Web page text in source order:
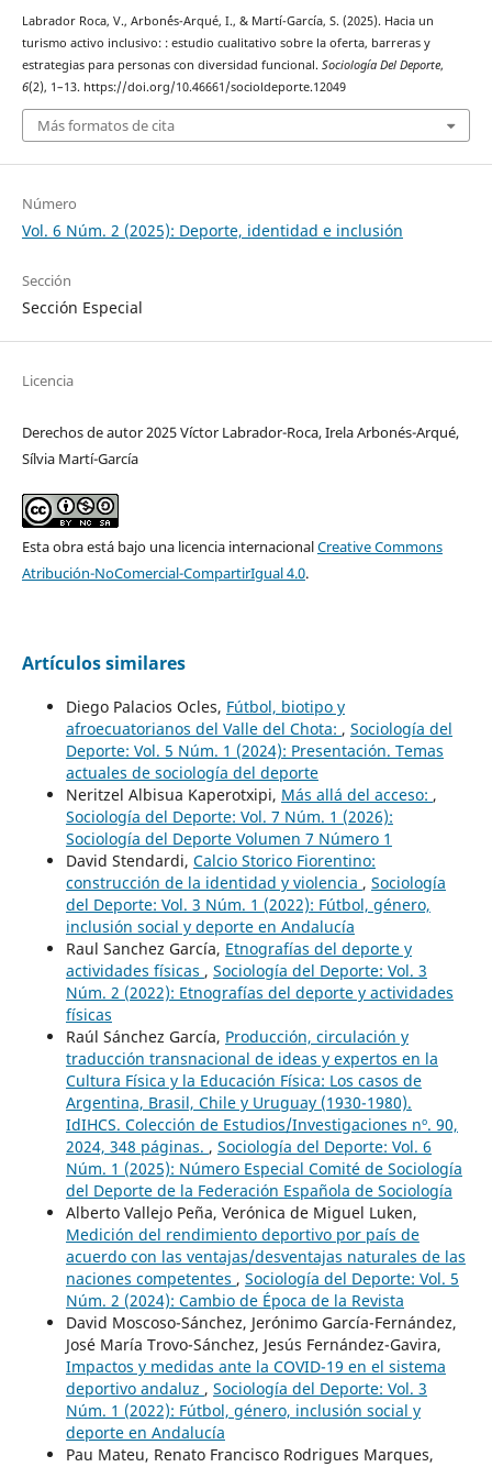
Labrador Roca, V., Arbon´és-Arqué, I., & Martí-García, S. (2025). Hacia un
turismo activo inclusivo: : estudio cualitativo sobre la oferta, barreras y
estrategias para personas con diversidad funcional. Sociología Del Deporte,
6(2), 1–13. https://doi.org/10.46661/socioldeporte.12049
Más formatos de cita
Número
Vol. 6 Núm. 2 (2025): Deporte, identidad e inclusión
Sección
Sección Especial
Licencia
Derechos de autor 2025 Víctor Labrador-Roca, Irela Arbonés-Arqué,
Sílvia Martí-García
Esta obra está bajo una licencia internacionalCreative Commons
Atribución-NoComercial-CompartirIgual 4.0.
Artículos similares
Diego Palacios Ocles, Fútbol, biotipo y
afroecuatorianos del Valle del Chota: , Sociología del
Deporte: Vol. 5 Núm. 1 (2024): Presentación. Temas
actuales de sociología del deporte
Neritzel Albisua Kaperotxipi, Más allá del acceso: ,
Sociología del Deporte: Vol. 7 Núm. 1 (2026):
Sociología del Deporte Volumen 7 Número 1
David Stendardi, Calcio Storico Fiorentino:
construcción de la identidad y violencia , Sociología
del Deporte: Vol. 3 Núm. 1 (2022): Fútbol, género,
inclusión social y deporte en Andalucía
Raul Sanchez García, Etnografías del deporte y
actividades físicas , Sociología del Deporte: Vol. 3
Núm. 2 (2022): Etnografías del deporte y actividades
físicas
Raúl Sánchez García, Producción, circulación y
traducción transnacional de ideas y expertos en la
Cultura Física y la Educación Física: Los casos de
Argentina, Brasil, Chile y Uruguay (1930-1980).
IdIHCS. Colección de Estudios/Investigaciones nº. 90,
2024, 348 páginas. , Sociología del Deporte: Vol. 6
Núm. 1 (2025): Número Especial Comité de Sociología
del Deporte de la Federación Española de Sociología
Alberto Vallejo Peña, Verónica de Miguel Luken,
Medición del rendimiento deportivo por país de
acuerdo con las ventajas/desventajas naturales de las
naciones competentes , Sociología del Deporte: Vol. 5
Núm. 2 (2024): Cambio de Época de la Revista
David Moscoso-Sánchez, Jerónimo García-Fernández,
José María Trovo-Sánchez, Jesús Fernández-Gavira,
Impactos y medidas ante la COVID-19 en el sistema
deportivo andaluz , Sociología del Deporte: Vol. 3
Núm. 1 (2022): Fútbol, género, inclusión social y
deporte en Andalucía
Pau Mateu, Renato Francisco Rodrigues Marques,